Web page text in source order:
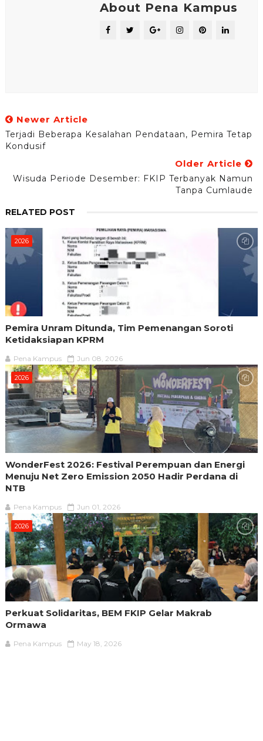
About Pena Kampus
Newer Article
Terjadi Beberapa Kesalahan Pendataan, Pemira Tetap
Kondusif
Older Article
Wisuda Periode Desember: FKIP Terbanyak Namun
Tanpa Cumlaude
RELATED POST
2026
Pemira Unram Ditunda, Tim Pemenangan Soroti
Ketidaksiapan KPRM
Pena Kampus Jun 08, 2026
2026
WonderFest 2026: Festival Perempuan dan Energi
Menuju Net Zero Emission 2050 Hadir Perdana di
NTB
Pena Kampus Jun 01, 2026
2026
Perkuat Solidaritas, BEM FKIP Gelar Makrab
Ormawa
Pena Kampus May 18, 2026